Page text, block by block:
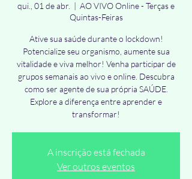
qui., 01 de abr.
  |
AO VIVO Online - Terças e
Quintas-Feiras
Ative sua saúde durante o lockdown!
Potencialize seu organismo, aumente sua
vitalidade e viva melhor! Venha participar de
grupos semanais ao vivo e online. Descubra
como ser agente de sua própria SAÚDE.
Explore a diferença entre aprender e
transformar!
A inscrição está fechada
Ver outros eventos